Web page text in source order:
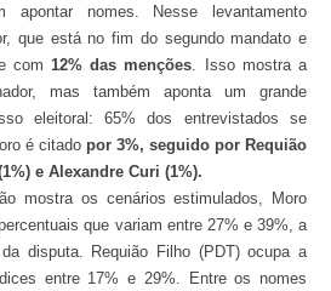
nomes. Nesse levantamento
que está no fim do segundo mandato e
com 12% das menções . Isso mostra a
mas também aponta um grande
eleitoral: 65% dos entrevistados se
é citado por 3%, seguido por Requião
e Alexandre Curi (1%).
mostra os cenários estimulados, Moro
que variam entre 27% e 39%, a
disputa. Requião Filho (PDT) ocupa a
entre 17% e 29%. Entre os nomes